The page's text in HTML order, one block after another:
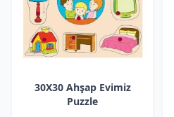
30X30 Ahşap Evimiz
Puzzle